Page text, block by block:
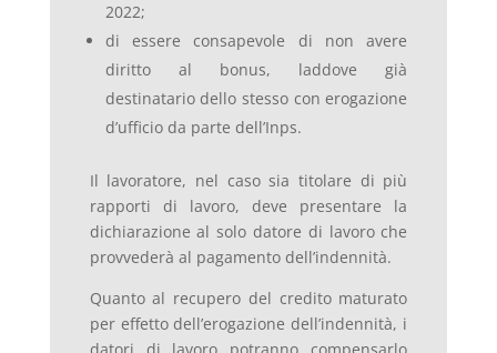
2022;
di essere consapevole di non avere
diritto al bonus, laddove già
destinatario dello stesso con erogazione
d’ufficio da parte dell’Inps.
Il lavoratore, nel caso sia titolare di più
rapporti di lavoro, deve presentare la
dichiarazione al solo datore di lavoro che
provvederà al pagamento dell’indennità.
Quanto al recupero del credito maturato
per effetto dell’erogazione dell’indennità, i